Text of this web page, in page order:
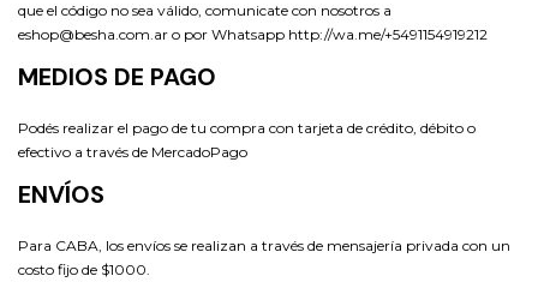
que el código no sea válido, comunicate con nosotros a
eshop@besha.com.ar o por Whatsapp http://wa.me/+5491154919212
MEDIOS DE PAGO
Podés realizar el pago de tu compra con tarjeta de crédito, débito o
efectivo a través de MercadoPago
ENVÍOS
Para CABA, los envíos se realizan a través de mensajería privada con un
costo fijo de $1000.